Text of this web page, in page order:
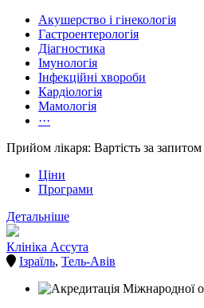
Акушерство і гінекологія
Гастроентерологія
Діагностика
Імунологія
Інфекційні хвороби
Кардіологія
Мамологія
···
Прийом лікаря: Вартість за запитом
Ціни
Програми
Детальніше
Клініка Ассута
Ізраїль, Тель-Авів